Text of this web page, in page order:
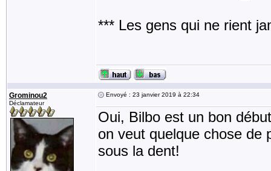
*** Les gens qui ne rient
Grominou2
Déclamateur
Envoyé : 23 janvier 2019 à 22:34
Oui, Bilbo est un bon
on veut quelque chose de
sous la dent!